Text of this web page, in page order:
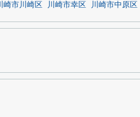
崎市川崎区 川崎市幸区 川崎市中原区